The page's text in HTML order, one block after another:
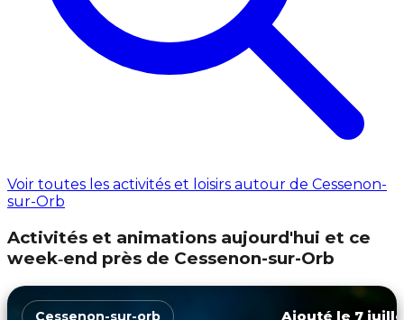
Voir toutes les activités et loisirs autour de Cessenon-
sur-Orb
Activités et animations aujourd'hui et ce
week‑end près de Cessenon-sur-Orb
Cessenon-sur-orb Ajouté le 7